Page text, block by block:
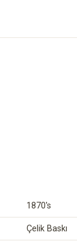
1870's
Çelik Baskı